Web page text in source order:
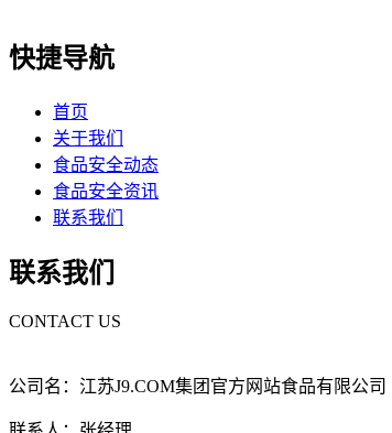
快捷导航
首页
关于我们
食品安全动态
食品安全资讯
联系我们
联系我们
CONTACT US
公司名：江苏J9.COM集团官方网站食品有限公司